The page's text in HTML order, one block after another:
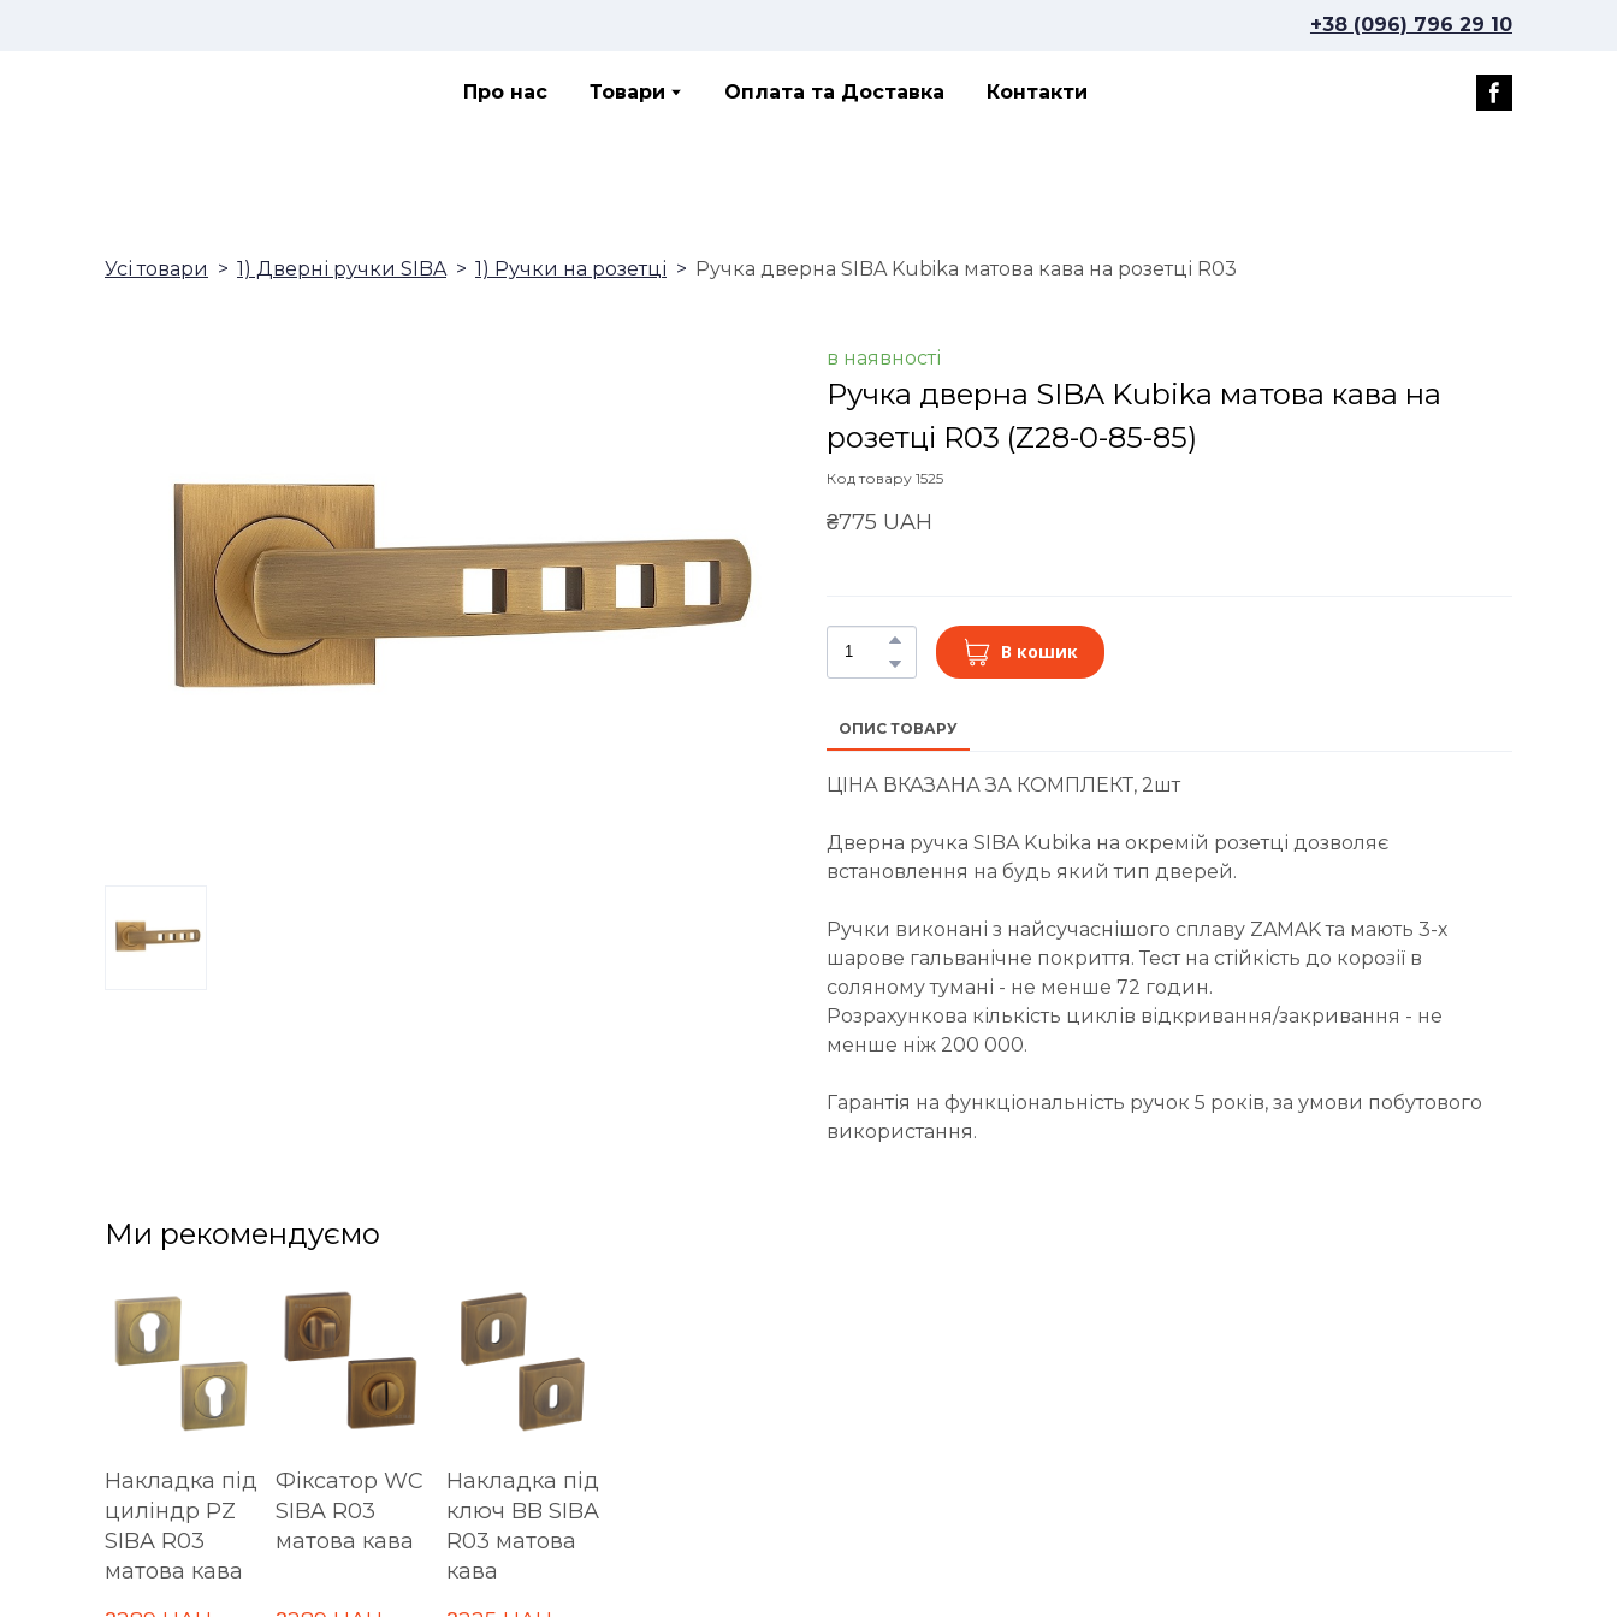
+38 (096) 796 29 10
Про нас Товари Оплата та Доставка Контакти
Усі товари 1) Дверні ручки SIBA 1) Ручки на розетці Ручка дверна SIBA Kubika матова кава на розетці R03
в наявності
Ручка дверна SIBA Kubika матова кава на
розетці R03 (Z28-0-85-85)
Код товару 1525
₴775 UAH
В кошик
ОПИС ТОВАРУ
ЦІНА ВКАЗАНА ЗА КОМПЛЕКТ, 2шт
Дверна ручка SIBA Kubika на окремій розетці дозволяє
встановлення на будь який тип дверей.
Ручки виконані з найсучаснішого сплаву ZAMAK та мають 3-х
шарове гальванічне покриття. Тест на стійкість до корозії в
соляному тумані - не менше 72 годин.
Розрахункова кількість циклів відкривання/закривання - не
менше ніж 200 000.
Гарантія на функціональність ручок 5 років, за умови побутового
використання.
Ми рекомендуємо
Накладка під
циліндр PZ
SIBA R03
матова кава
Фіксатор WC
SIBA R03
матова кава
Накладка під
ключ BB SIBA
R03 матова
кава